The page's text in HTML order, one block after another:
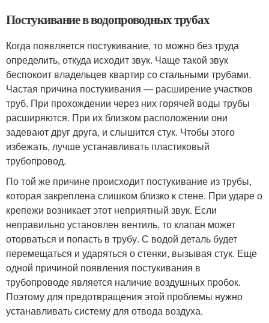
Постукивание в водопроводных трубах
Когда появляется постукивание, то можно без труда
определить, откуда исходит звук. Чаще такой звук
беспокоит владельцев квартир со стальными трубами.
Частая причина постукивания — расширение участков
труб. При прохождении через них горячей воды трубы
расширяются. При их близком расположении они
задевают друг друга, и слышится стук. Чтобы этого
избежать, лучше устанавливать пластиковый
трубопровод.
По той же причине происходит постукивание из трубы,
которая закреплена слишком близко к стене. При ударе о
крепежи возникает этот неприятный звук. Если
неправильно установлен вентиль, то клапан может
оторваться и попасть в трубу. С водой деталь будет
перемещаться и ударяться о стенки, вызывая стук. Еще
одной причиной появления постукивания в
трубопроводе является наличие воздушных пробок.
Поэтому для предотвращения этой проблемы нужно
устанавливать систему для отвода воздуха.